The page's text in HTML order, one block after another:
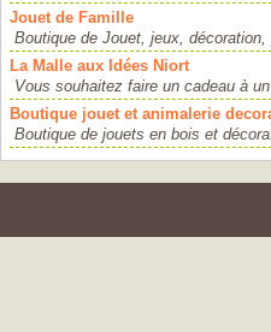
Jouet de Famille
Boutique de Jouet, jeux,
La Malle aux Idées Niort
Vous souhaitez faire un cadeau à
Boutique jouet et animalerie
Boutique de jouets en bois et